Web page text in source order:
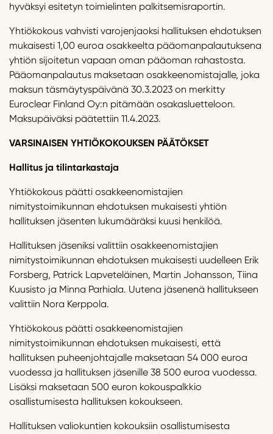
hyväksyi esitetyn toimielinten palkitsemisraportin.
Yhtiökokous vahvisti varojenjaoksi hallituksen ehdotuksen
mukaisesti 1,00 euroa osakkeelta pääomanpalautuksena
yhtiön sijoitetun vapaan oman pääoman rahastosta.
Pääomanpalautus maksetaan osakkeenomistajalle, joka
maksun täsmäytyspäivänä 30.3.2023 on merkitty
Euroclear Finland Oy:n pitämään osakasluetteloon.
Maksupäiväksi päätettiin 11.4.2023.
VARSINAISEN YHTIÖKOKOUKSEN PÄÄTÖKSET
Hallitus ja tilintarkastaja
Yhtiökokous päätti osakkeenomistajien
nimitystoimikunnan ehdotuksen mukaisesti yhtiön
hallituksen jäsenten lukumääräksi kuusi henkilöä.
Hallituksen jäseniksi valittiin osakkeenomistajien
nimitystoimikunnan ehdotuksen mukaisesti uudelleen Erik
Forsberg, Patrick Lapveteläinen, Martin Johansson, Tiina
Kuusisto ja Minna Parhiala. Uutena jäsenenä hallitukseen
valittiin Nora Kerppola.
Yhtiökokous päätti osakkeenomistajien
nimitystoimikunnan ehdotuksen mukaisesti, että
hallituksen puheenjohtajalle maksetaan 54 000 euroa
vuodessa ja hallituksen jäsenille 38 500 euroa vuodessa.
Lisäksi maksetaan 500 euron kokouspalkkio
osallistumisesta hallituksen kokoukseen.
Hallituksen valiokuntien kokouksiin osallistumisesta